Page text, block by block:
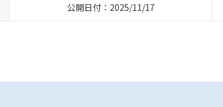
公開日付：2025/11/17